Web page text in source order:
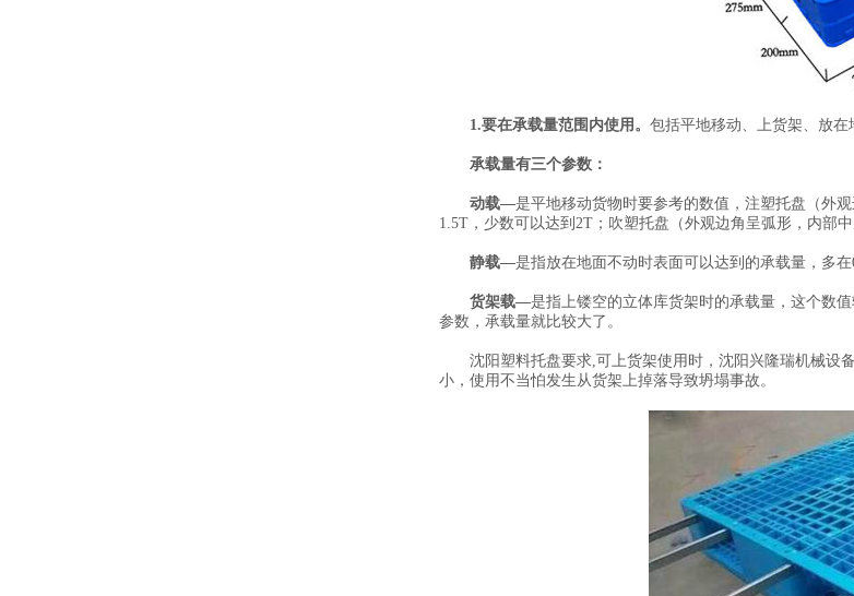
1.要在承载量范围内使用。 包括平地移动、上货架、放在
承载量有三个参数：
动载—是平地移动货物时要参考的数值，注塑托盘（外
1.5T，少数可以达到2T；吹塑托盘（外观边角呈弧形，内部
静载—是指放在地面不动时表面可以达到的承载量，多在
货架载—是指上镂空的立体库货架时的承载量，这个数
参数，承载量就比较大了。
沈阳塑料托盘要求,可上货架使用时，沈阳兴隆瑞机械设
小，使用不当怕发生从货架上掉落导致坍塌事故。